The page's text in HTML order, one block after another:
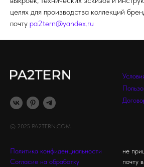
целях для производства коллекций
почту pa2tern@yandex.ru
© 2025 PA2TERN.COM
Политика конфиденциальности
Согласие на обработку
не
почту